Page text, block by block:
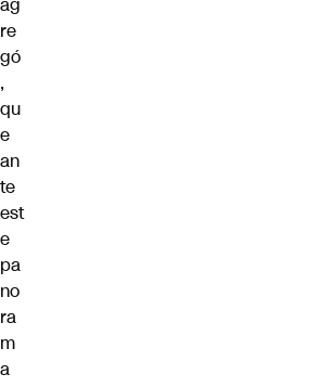
ag
re
gó
,
qu
e
an
te
est
e
pa
no
ra
m
a